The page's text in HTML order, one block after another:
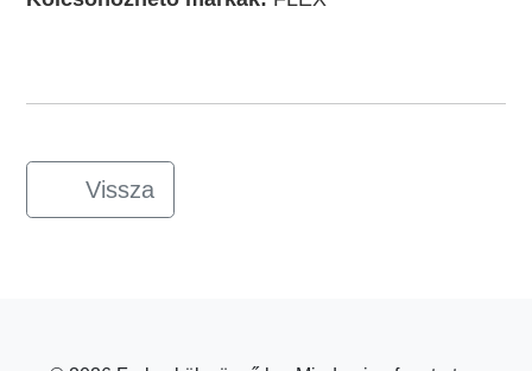
Vissza